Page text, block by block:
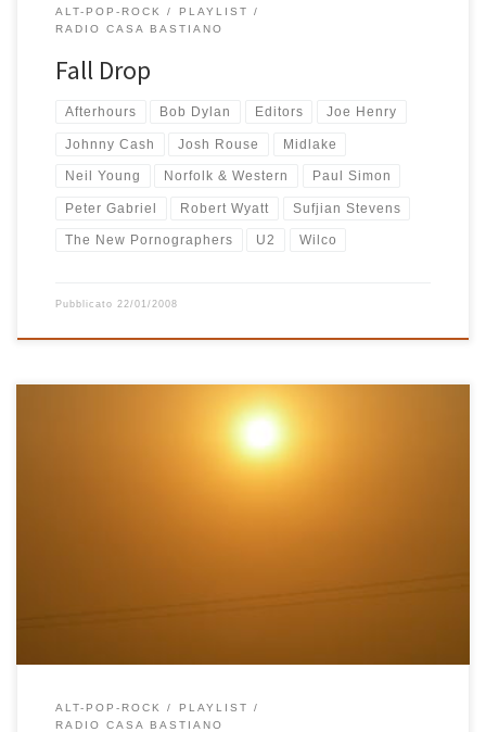
ALT-POP-ROCK
PLAYLIST
RADIO CASA BASTIANO
Fall Drop
Afterhours Bob Dylan Editors Joe Henry
Johnny Cash Josh Rouse Midlake
Neil Young Norfolk & Western Paul Simon
Peter Gabriel Robert Wyatt Sufjian Stevens
The New Pornographers U2 Wilco
Pubblicato 22/01/2008
ALT-POP-ROCK
PLAYLIST
RADIO CASA BASTIANO